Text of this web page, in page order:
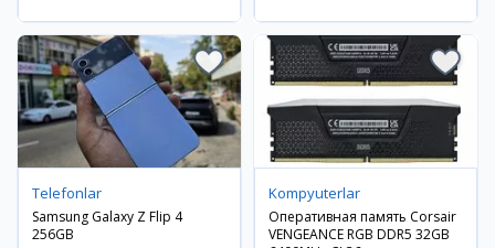
Telefonlar
Samsung Galaxy Z Flip 4
256GB
Kompyuterlar
Оперативная память Corsair
VENGEANCE RGB DDR5 32GB